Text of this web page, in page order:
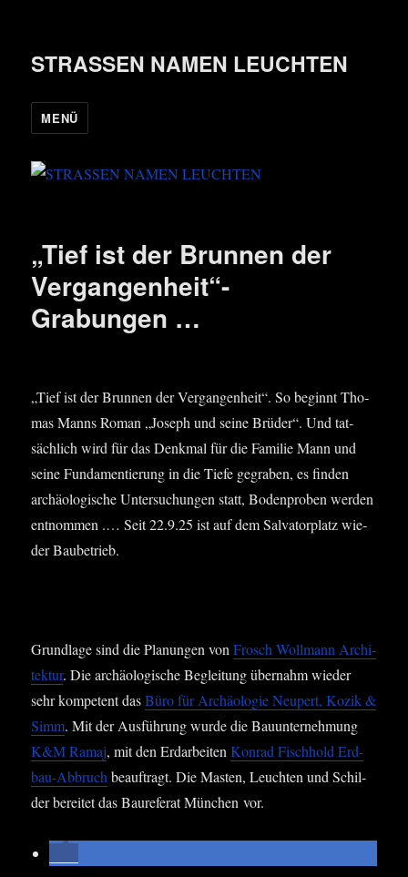
STRASSEN NAMEN LEUCHTEN
MENÜ
„Tief ist der Brunnen der
Vergangenheit“-
Grabungen …
„Tief ist der Brun­nen der Ver­gan­gen­heit“. So beginnt Tho­
mas Manns Roman „Joseph und sei­ne Brü­der“. Und tat­
säch­lich wird für das Denk­mal für die Fami­lie Mann und
sei­ne Fun­da­men­tie­rung in die Tie­fe gegra­ben, es fin­den
archäo­lo­gi­sche Unter­su­chun­gen statt, Boden­pro­ben wer­den
ent­nom­men .… Seit 22.9.25 ist auf dem Sal­va­tor­platz wie­
der Baubetrieb.
Grund­la­ge sind die Pla­nun­gen vonFrosch Woll­mann Archi­
tek­tur. Die archäo­lo­gi­sche Beglei­tung über­nahm wie­der
sehr kom­pe­tent dasBüro für Archäo­lo­gie Neu­pert, Kozik &
Simm. Mit der Aus­füh­rung wur­de die Bau­un­ter­neh­mung
K&M Ramaj, mit den Erd­ar­bei­tenKon­rad Fisch­hold Erd­
bau-Abbruchbeauf­tragt. Die Mas­ten, Leuch­ten und Schil­
der berei­tet das Bau­re­fe­rat Mün­chen vor.